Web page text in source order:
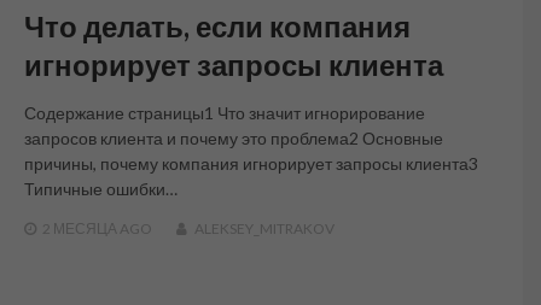
Что делать, если компания
игнорирует запросы клиента
Содержание страницы1 Что значит игнорирование
запросов клиента и почему это проблема2 Основные
причины, почему компания игнорирует запросы клиента3
Типичные ошибки…
2 МЕСЯЦА AGO ALEKSEY_MITRAKOV